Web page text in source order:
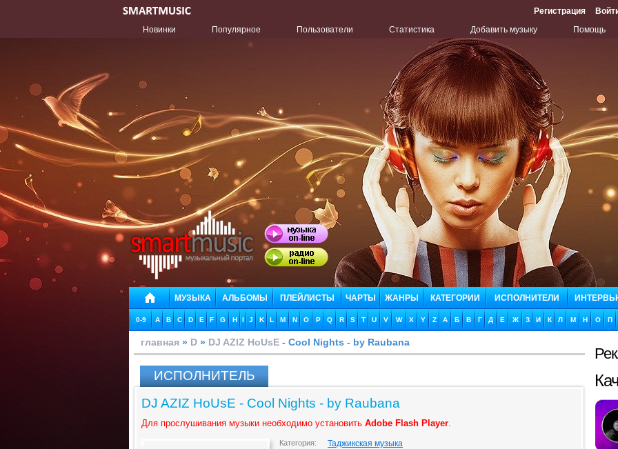
Регистрация
Новинки
Популярное Пользователи Статистика Добавить музыку Помощь
МУЗЫКА АЛЬБОМЫ ПЛЕЙЛИСТЫ ЧАРТЫ ЖАНРЫ КАТЕГОРИИ ИСПОЛНИТЕЛИ
0-9 A B C D E F G H I J K L M N O P Q R S T U V W X Y Z А Б В Г Д Е Ж З И К Л М Н О П
главная » D » DJ AZIZ HoUsE - Cool Nights - by Raubana
ИСПОЛНИТЕЛЬ
DJ AZIZ HoUsE - Cool Nights - by Raubana
Для прослушивания музыки необходимо установить Adobe Flash Player.
Категория: Таджикская музыка